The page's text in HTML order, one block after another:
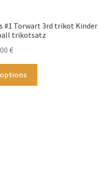
#1 Torwart 3rd trikot Kinder
trikotsatz
€